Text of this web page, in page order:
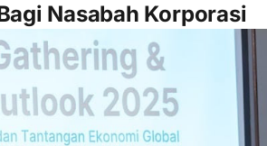
Nasabah Korporasi